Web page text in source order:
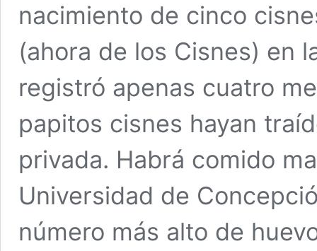
nacimiento de cinco
(ahora de los Cisnes) en
registró apenas cuatro
papitos cisnes hayan
privada. Habrá comido
Universidad de
número más alto de